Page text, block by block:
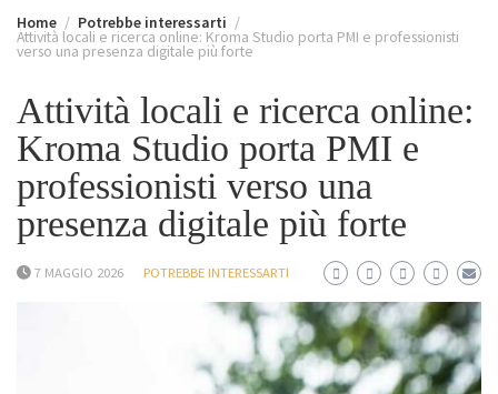
Home Potrebbe interessarti
Attività locali e ricerca online: Kroma Studio porta PMI e professionisti
verso una presenza digitale più forte
Attività locali e ricerca online:
Kroma Studio porta PMI e
professionisti verso una
presenza digitale più forte
7 MAGGIO 2026 POTREBBE INTERESSARTI